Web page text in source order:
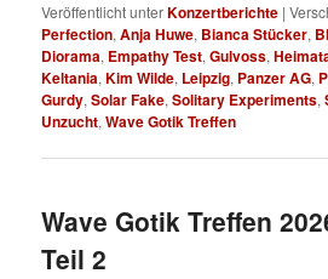
Veröffentlicht unterKonzertberichte |
Perfection,Anja Huwe, Bianca Stücker,
Diorama, Empathy Test,Gulvoss,
Keltania,Kim Wilde, Leipzig, Panzer AG,
Gurdy,Solar Fake,Solitary Experiments,
Unzucht,Wave Gotik Treffen
Wave Gotik Treffen
Teil 2